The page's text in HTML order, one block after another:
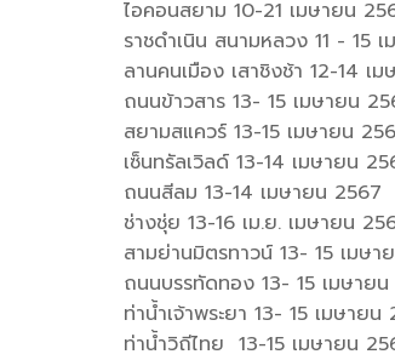
ไอคอนสยาม 10-21 เมษายน
ราชดำเนิน สนามหลวง 11 - 15
ลานคนเมือง เสาชิงช้า 12-14 เ
ถนนข้าวสาร 13- 15 เมษายน
สยามสแควร์ 13-15 เมษายน
เซ็นทรัลเวิลด์ 13-14 เมษายน
ถนนสีลม 13-14 เมษายน 2567
ช่างชุ่ย 13-16 เม.ย. เมษายน
สามย่านมิตรทาวน์ 13- 15 เมษา
ถนนบรรทัดทอง 13- 15 เมษาย
ท่าน้ำเจ้าพระยา 13- 15 เมษายน
ท่าน้ำวิถีไทย 13-15 เมษายน